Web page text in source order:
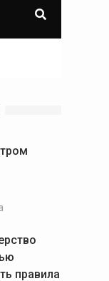
правила